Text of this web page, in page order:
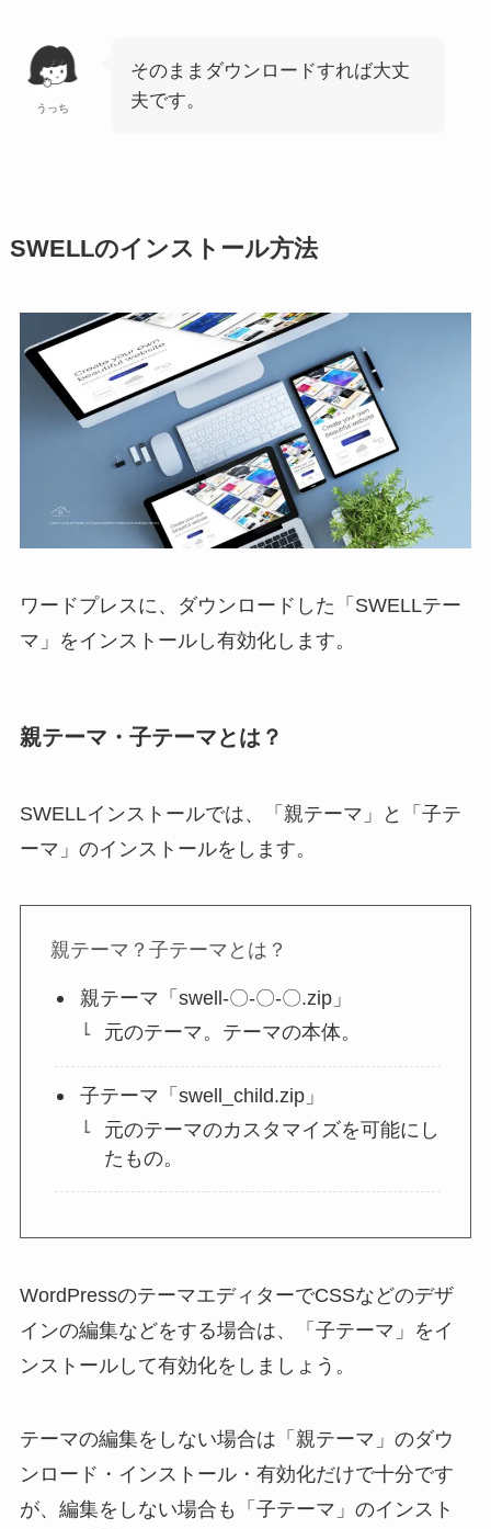
うっち
そのままダウンロードすれば大丈
夫です。
SWELLのインストール方法
ワードプレスに、ダウンロードした「SWELLテー
マ」をインストールし有効化します。
親テーマ・子テーマとは？
SWELLインストールでは、「親テーマ」と「子テ
ーマ」のインストールをします。
親テーマ？子テーマとは？
親テーマ「swell-〇-〇-〇.zip」
元のテーマ。テーマの本体。
子テーマ「swell_child.zip」
元のテーマのカスタマイズを可能にし
たもの。
WordPressのテーマエディターでCSSなどのデザ
インの編集などをする場合は、「子テーマ」をイ
ンストールして有効化をしましょう。
テーマの編集をしない場合は「親テーマ」のダウ
ンロード・インストール・有効化だけで十分です
が、編集をしない場合も「子テーマ」のインスト